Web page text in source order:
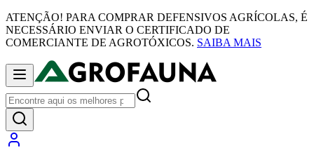
ATENÇÃO! PARA COMPRAR DEFENSIVOS AGRÍCOLAS, É
NECESSÁRIO ENVIAR O CERTIFICADO DE
COMERCIANTE DE AGROTÓXICOS. SAIBA MAIS